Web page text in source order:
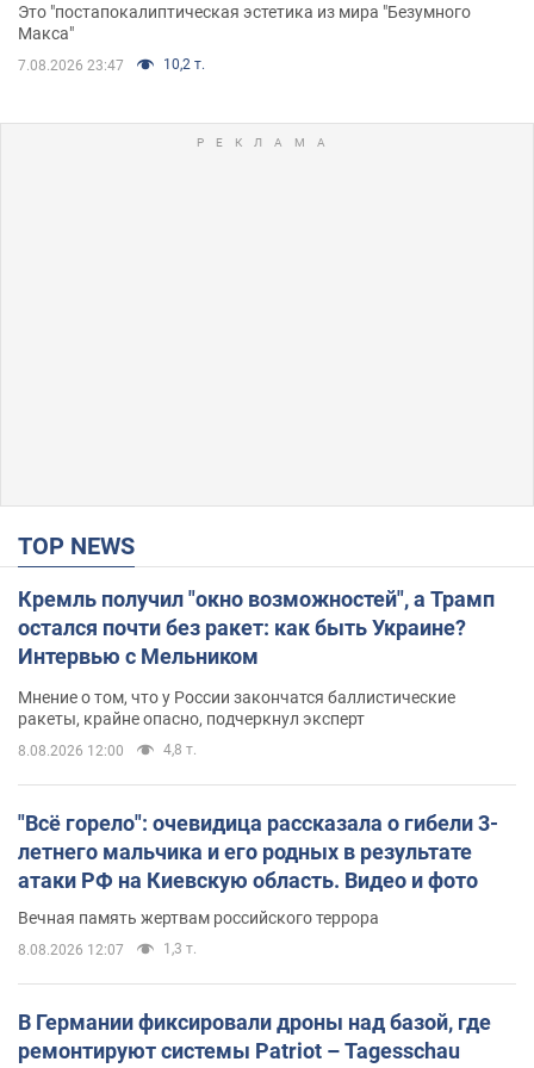
Это "постапокалиптическая эстетика из мира "Безумного
Макса"
7.08.2026 23:47 10,2 т.
TOP NEWS
Кремль получил "окно возможностей", а Трамп
остался почти без ракет: как быть Украине?
Интервью с Мельником
Мнение о том, что у России закончатся баллистические
ракеты, крайне опасно, подчеркнул эксперт
8.08.2026 12:00 4,8 т.
"Всё горело": очевидица рассказала о гибели 3-
летнего мальчика и его родных в результате
атаки РФ на Киевскую область. Видео и фото
Вечная память жертвам российского террора
8.08.2026 12:07 1,3 т.
В Германии фиксировали дроны над базой, где
ремонтируют системы Patriot – Tagesschau